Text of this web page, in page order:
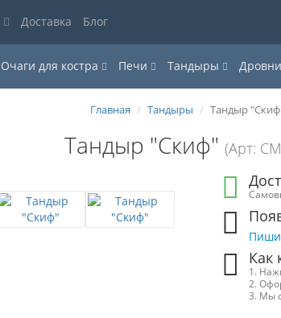
Доставка Блог
Очаги для костра Печи Тандыры
Главная Тандыры Тандыр
Тандыр "Скиф" (Арт:
Как
1.
2.
3. Мы